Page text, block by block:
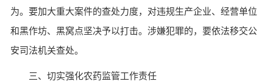
为。要加大重大案件的查处力度，对违规生产企业、经营单位
和黑作坊、黑窝点坚决予以打击。涉嫌犯罪的，要依法移交公
安司法机关查处。
三、切实强化农药监管工作责任